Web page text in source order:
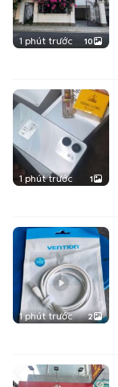
1 phút trước 10
1 phút trước 1
1 phút trước 2